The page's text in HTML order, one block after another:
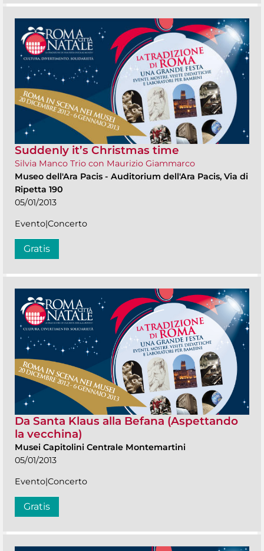
Suddenly it’s Christmas time
Silvia Manco Trio con Maurizio Giammarco
Museo dell'Ara Pacis - Auditorium dell'Ara Pacis, Via di
Ripetta 190
05/01/2013
Evento|Concerto
Gratis
Da Santa Klaus alla Befana (Aspettando
la vecchina)
Musei Capitolini Centrale Montemartini
05/01/2013
Evento|Concerto
Gratis